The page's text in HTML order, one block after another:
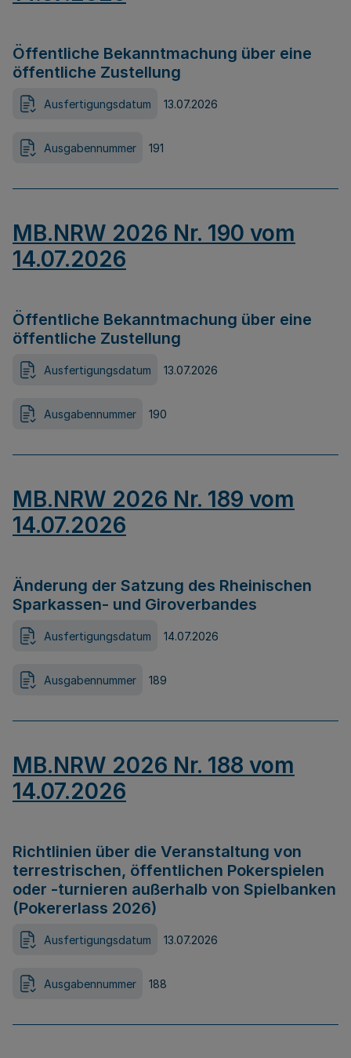
Öffentliche Bekanntmachung über eine
öffentliche Zustellung
Ausfertigungsdatum 13.07.2026
Ausgabennummer 191
MB.NRW 2026 Nr. 190 vom
14.07.2026
Öffentliche Bekanntmachung über eine
öffentliche Zustellung
Ausfertigungsdatum 13.07.2026
Ausgabennummer 190
MB.NRW 2026 Nr. 189 vom
14.07.2026
Änderung der Satzung des Rheinischen
Sparkassen- und Giroverbandes
Ausfertigungsdatum 14.07.2026
Ausgabennummer 189
MB.NRW 2026 Nr. 188 vom
14.07.2026
Richtlinien über die Veranstaltung von
terrestrischen, öffentlichen Pokerspielen
oder -turnieren außerhalb von Spielbanken
(Pokererlass 2026)
Ausfertigungsdatum 13.07.2026
Ausgabennummer 188